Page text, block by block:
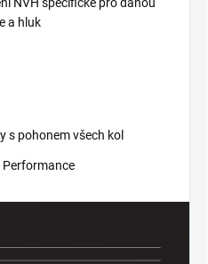
a hluk
s pohonem všech kol
Performance